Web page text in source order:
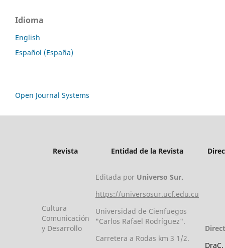
Idioma
English
Español (España)
Open Journal Systems
Revista Entidad de la Revista
Cultura
Comunicación
y Desarrollo
Editada por Universo Sur.
https://universosur.ucf.edu.cu
Universidad de Cienfuegos
"Carlos Rafael Rodríguez".
Carretera a Rodas km 3 1/2.